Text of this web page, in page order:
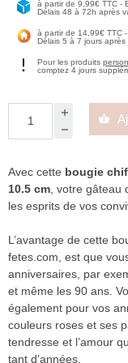
à partir de 9,99€ TTC -
Délais 48 à 72h après
à partir de 14,99€ TTC -
Délais 5 à 7 jours après
Pour les produits
comptez 4 jours

Avec cette bougie
10.5 cm , votre
les esprits de vos
L’avantage de cette
fetes.com, est que
anniversaires, par
et même les 90 ans.
également pour vos
couleurs roses et ses
tendresse et l’amour
tant d’années.